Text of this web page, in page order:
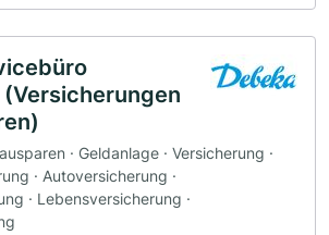
· Geldanlage · Versicherung ·
· Autoversicherung ·
· Lebensversicherung ·